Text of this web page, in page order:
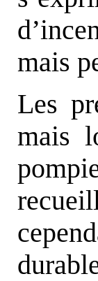
mais
Les
mais